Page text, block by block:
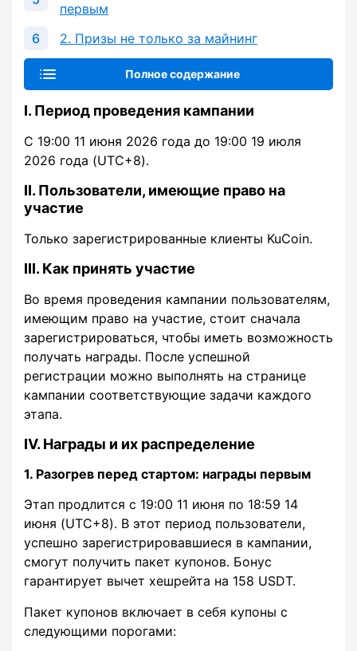
первым
2. Призы не только за майнинг
Полное содержание
I. Период проведения кампании
С 19:00 11 июня 2026 года до 19:00 19 июля
2026 года (UTC+8).
II. Пользователи, имеющие право на
участие
Только зарегистрированные клиенты KuCoin.
III. Как принять участие
Во время проведения кампании пользователям,
имеющим право на участие, стоит сначала
зарегистрироваться, чтобы иметь возможность
получать награды. После успешной
регистрации можно выполнять на странице
кампании соответствующие задачи каждого
этапа.
IV. Награды и их распределение
1. Разогрев перед стартом: награды первым
Этап продлится с 19:00 11 июня по 18:59 14
июня (UTC+8). В этот период пользователи,
успешно зарегистрировавшиеся в кампании,
смогут получить пакет купонов. Бонус
гарантирует вычет хешрейта на 158 USDT.
Пакет купонов включает в себя купоны с
следующими порогами: